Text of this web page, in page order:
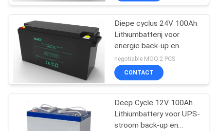
Diepe cyclus 24V 100Ah
Lithiumbatterij voor
energie back-up en
energieopslag
negotiable MOQ:2 PCS
CONTACT
Deep Cycle 12V 100Ah
Lithiumbattery voor UPS-
stroom back-up en